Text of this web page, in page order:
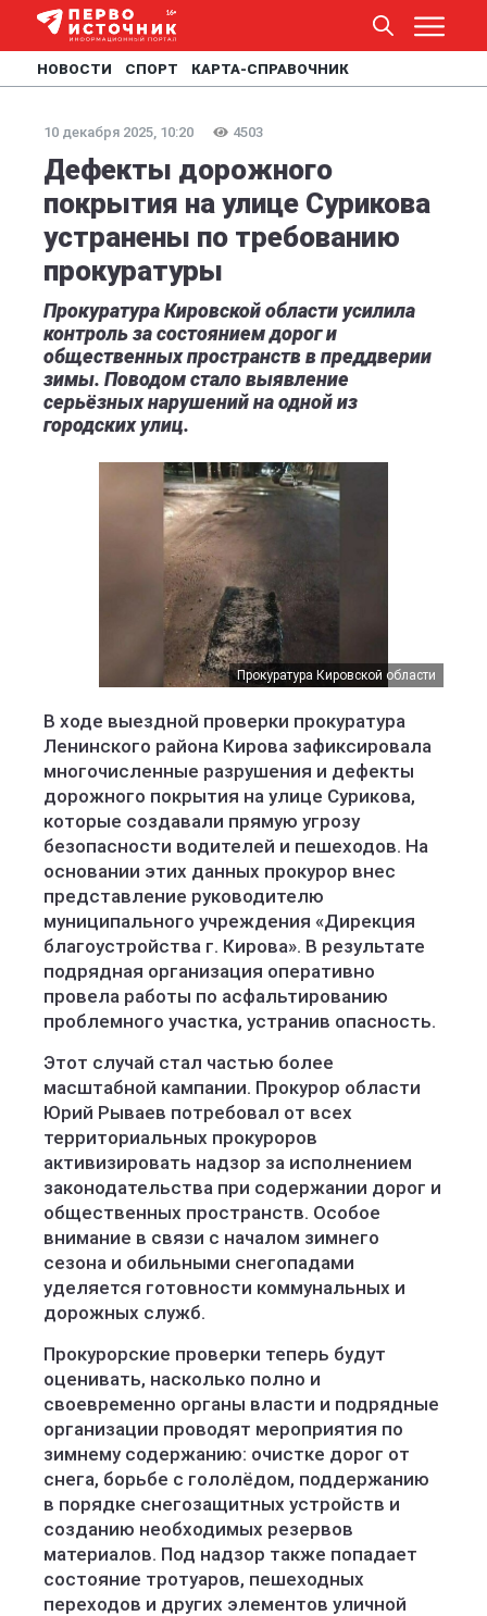
НОВОСТИ СПОРТ КАРТА-СПРАВОЧНИК
10 декабря 2025, 10:20 4503
Дефекты дорожного
покрытия на улице Сурикова
устранены по требованию
прокуратуры
Прокуратура Кировской области усилила
контроль за состоянием дорог и
общественных пространств в преддверии
зимы. Поводом стало выявление
серьёзных нарушений на одной из
городских улиц.
Прокуратура Кировской области
В ходе выездной проверки прокуратура
Ленинского района Кирова зафиксировала
многочисленные разрушения и дефекты
дорожного покрытия на улице Сурикова,
которые создавали прямую угрозу
безопасности водителей и пешеходов. На
основании этих данных прокурор внес
представление руководителю
муниципального учреждения «Дирекция
благоустройства г. Кирова». В результате
подрядная организация оперативно
провела работы по асфальтированию
проблемного участка, устранив опасность.
Этот случай стал частью более
масштабной кампании. Прокурор области
Юрий Рываев потребовал от всех
территориальных прокуроров
активизировать надзор за исполнением
законодательства при содержании дорог и
общественных пространств. Особое
внимание в связи с началом зимнего
сезона и обильными снегопадами
уделяется готовности коммунальных и
дорожных служб.
Прокурорские проверки теперь будут
оценивать, насколько полно и
своевременно органы власти и подрядные
организации проводят мероприятия по
зимнему содержанию: очистке дорог от
снега, борьбе с гололёдом, поддержанию
в порядке снегозащитных устройств и
созданию необходимых резервов
материалов. Под надзор также попадает
состояние тротуаров, пешеходных
переходов и других элементов уличной